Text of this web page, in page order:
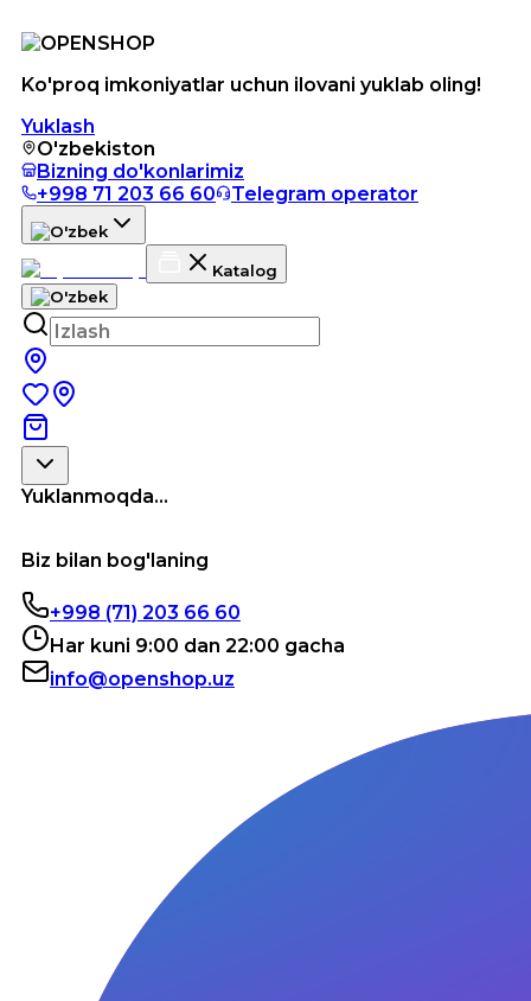
Ko'proq imkoniyatlar uchun ilovani yuklab oling!
Yuklash
O'zbekiston
Bizning do'konlarimiz
+998 71 203 66 60
Telegram operator
Katalog
Yuklanmoqda...
Biz bilan bog'laning
+998 (71) 203 66 60
Har kuni 9:00 dan 22:00 gacha
info@openshop.uz